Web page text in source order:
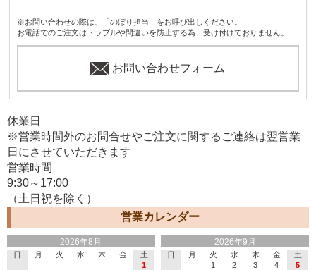
※お問い合わせの際は、「のぼり担当」をお呼び出しください。
お電話でのご注文はトラブルや間違いを防止する為、受け付けておりません。
お問い合わせフォーム
営業カレンダー
2026年8月
日 月 火 水 木 金
土
1
2026年9月
日 月 火 水 木 金
土
1
2 3 4
5
休業日
※営業時間外のお問合せやご注文に関するご連絡は翌営業
日にさせていただきます
営業時間
9:30～17:00
（土日祝を除く）